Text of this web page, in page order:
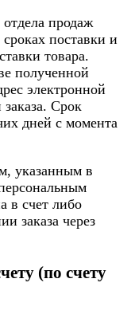
продаж
поставки и
товара.
полученной
электронной
Срок
дней с момента
указанным в
в счет либо
заказа через
(по счету